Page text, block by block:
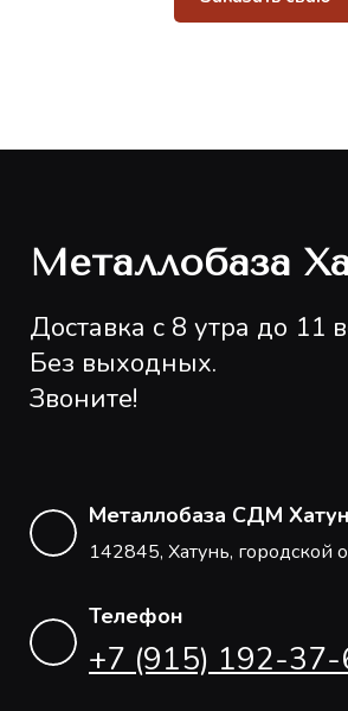
Металлобаза
Доставка с 8 утра до 11
Без выходных.
Звоните!
Металлобаза СДМ
142845, Хатунь, городской
Телефон
+7 (915) 192-